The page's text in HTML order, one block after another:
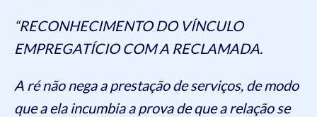
“RECONHECIMENTO DO VÍNCULO
EMPREGATÍCIO COM A RECLAMADA.
A ré não nega a prestação de serviços, de modo
que a ela incumbia a prova de que a relação se